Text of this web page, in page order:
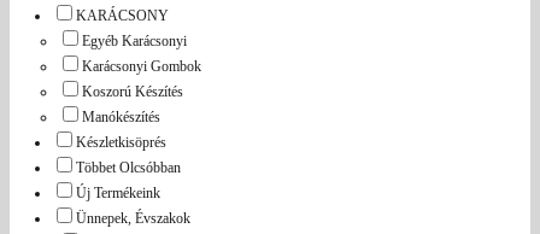
KARÁCSONY
Egyéb Karácsonyi
Karácsonyi Gombok
Koszorú Készítés
Manókészítés
Készletkisöprés
Többet Olcsóbban
Új Termékeink
Ünnepek, Évszakok